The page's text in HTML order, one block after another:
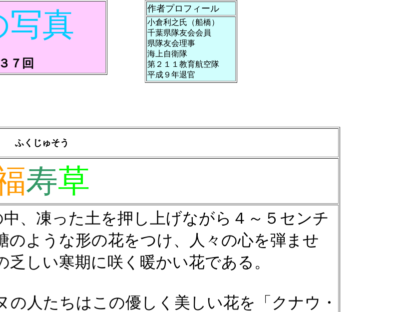
ふくじゅそう
寿草
中、凍った土を押し上げながら４～５センチ
のような形の花をつけ、人々の心を弾ませ
乏しい寒期に咲く暖かい花である。
人たちはこの優しく美しい花を「クナウ・
作者プロフィール
小倉利之氏 （船橋）
千葉県隊友会会員
県隊友会理事
海上自衛隊
第２１１教育航空隊
平成９年退官
写真
７回